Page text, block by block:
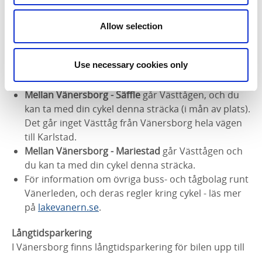
Allow selection
Use necessary cookies only
Västtrafik
Observera att SJs tågintetillåter cykel på sina tåg, och
tillåter medhavd cykel.
Mellan Vänersborg - Säfflegår Västtågen, och du
kan ta med din cykel denna sträcka (i mån av plats).
Det går inget Västtåg från Vänersborg hela vägen
till Karlstad.
Mellan Vänersborg - Mariestad går Västtågen och
du kan ta med din cykel denna sträcka.
För information om övriga buss- och tågbolag runt
Vänerleden, och deras regler kring cykel - läs mer
på lakevanern.se.
Långtidsparkering
I Vänersborg finns långtidsparkering för bilen upp till